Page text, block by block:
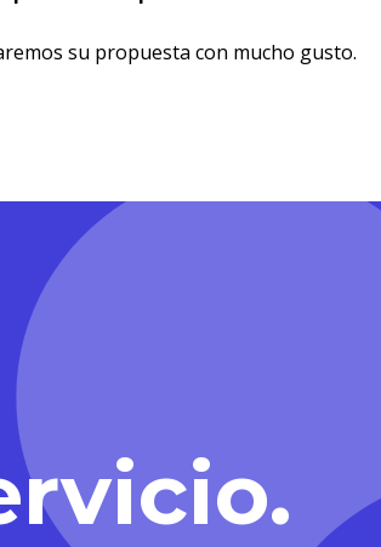
su propuesta con mucho gusto.